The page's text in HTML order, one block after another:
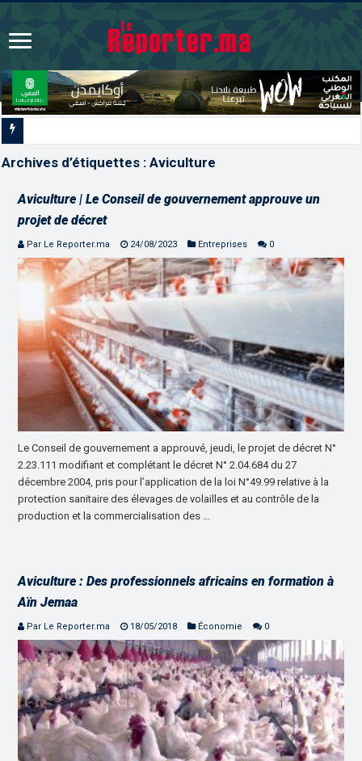
Archives d’étiquettes :Aviculture
Aviculture | Le Conseil de gouvernement approuve un
projet de décret
Par Le Reporter.ma 24/08/2023 Entreprises 0
Le Conseil de gouvernement a approuvé, jeudi, le projet de décret N°
2.23.111 modifiant et complétant le décret N° 2.04.684 du 27
décembre 2004, pris pour l’application de la loi N°49.99 relative à la
protection sanitaire des élevages de volailles et au contrôle de la
production et la commercialisation des …
Aviculture : Des professionnels africains en formation à
Aïn Jemaa
Par Le Reporter.ma 18/05/2018 Économie 0